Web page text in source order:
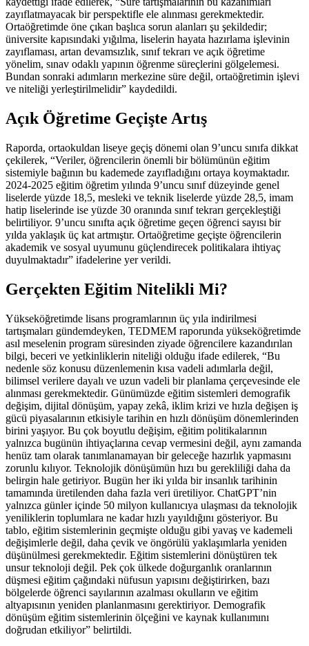
zayıflatmayacak bir perspektifle ele alınması gerekmektedir.
Ortaöğretimde öne çıkan başlıca sorun alanları şu şekildedir;
üniversite kapısındaki yığılma, liselerin hayata hazırlama işlevinin
zayıflaması, artan devamsızlık, sınıf tekrarı ve açık öğretime
yönelim, sınav odaklı yapının öğrenme süreçlerini gölgelemesi.
Bundan sonraki adımların merkezine süre değil, ortaöğretimin işlevi
ve niteliği yerleştirilmelidir” kaydedildi.
Açık Öğretime Geçişte Artış
Raporda, ortaokuldan liseye geçiş dönemi olan 9’uncu sınıfa dikkat
çekilerek, “Veriler, öğrencilerin önemli bir bölümünün eğitim
sistemiyle bağının bu kademede zayıfladığını ortaya koymaktadır.
2024-2025 eğitim öğretim yılında 9’uncu sınıf düzeyinde genel
liselerde yüzde 18,5, mesleki ve teknik liselerde yüzde 28,5, imam
hatip liselerinde ise yüzde 30 oranında sınıf tekrarı gerçekleştiği
belirtiliyor. 9’uncu sınıfta açık öğretime geçen öğrenci sayısı bir
yılda yaklaşık üç kat artmıştır. Ortaöğretime geçişte öğrencilerin
akademik ve sosyal uyumunu güçlendirecek politikalara ihtiyaç
duyulmaktadır” ifadelerine yer verildi.
Gerçekten Eğitim Nitelikli Mi?
Yükseköğretimde lisans programlarının üç yıla indirilmesi
tartışmaları gündemdeyken, TEDMEM raporunda yükseköğretimde
asıl meselenin program süresinden ziyade öğrencilere kazandırılan
bilgi, beceri ve yetkinliklerin niteliği olduğu ifade edilerek, “Bu
nedenle söz konusu düzenlemenin kısa vadeli adımlarla değil,
bilimsel verilere dayalı ve uzun vadeli bir planlama çerçevesinde ele
alınması gerekmektedir. Günümüzde eğitim sistemleri demografik
değişim, dijital dönüşüm, yapay zekâ, iklim krizi ve hızla değişen iş
gücü piyasalarının etkisiyle tarihin en hızlı dönüşüm dönemlerinden
birini yaşıyor. Bu çok boyutlu değişim, eğitim politikalarının
yalnızca bugünün ihtiyaçlarına cevap vermesini değil, aynı zamanda
henüz tam olarak tanımlanamayan bir geleceğe hazırlık yapmasını
zorunlu kılıyor. Teknolojik dönüşümün hızı bu gerekliliği daha da
belirgin hale getiriyor. Bugün her iki yılda bir insanlık tarihinin
tamamında üretilenden daha fazla veri üretiliyor. ChatGPT’nin
yalnızca günler içinde 50 milyon kullanıcıya ulaşması da teknolojik
yeniliklerin toplumlara ne kadar hızlı yayıldığını gösteriyor. Bu
tablo, eğitim sistemlerinin geçmişte olduğu gibi yavaş ve kademeli
değişimlerle değil, daha çevik ve öngörülü yaklaşımlarla yeniden
düşünülmesi gerekmektedir. Eğitim sistemlerini dönüştüren tek
unsur teknoloji değil. Pek çok ülkede doğurganlık oranlarının
düşmesi eğitim çağındaki nüfusun yapısını değiştirirken, bazı
bölgelerde öğrenci sayılarının azalması okulların ve eğitim
altyapısının yeniden planlanmasını gerektiriyor. Demografik
dönüşüm eğitim sistemlerinin ölçeğini ve kaynak kullanımını
doğrudan etkiliyor” belirtildi.